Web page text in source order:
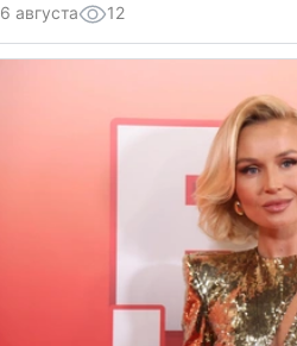
6 августа 12